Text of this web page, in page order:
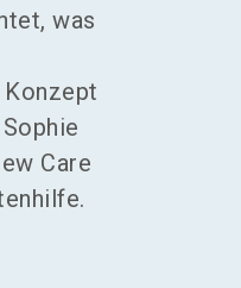
was
Konzept
Care